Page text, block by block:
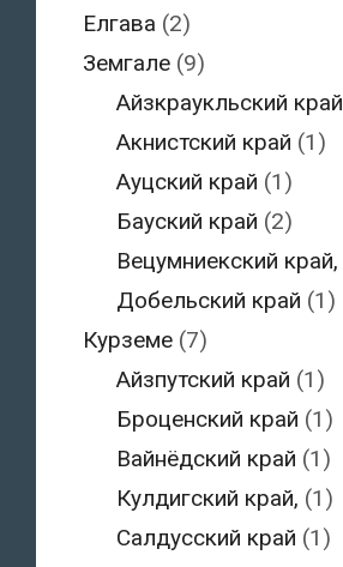
Елгава (2)
Земгале(9)
Айзкраукльский край
Акнистский край (1)
Ауцский край (1)
Бауский край (2)
Вецумниекский край,
Добельский край (1)
Курземе(7)
Айзпутский край (1)
Броценский край (1)
Вайнёдский край (1)
Кулдигский край, (1)
Салдусский край (1)